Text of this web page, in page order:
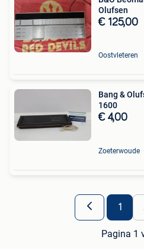
Olufsen
€ 125,00
Oostvleteren
Bang &
1600
€ 4,00
Zoeterwoude
1
Pagina 1